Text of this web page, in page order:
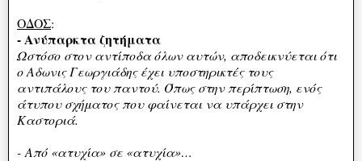
ΟΔΟΣ:
- Ανύπαρκτα ζητήματα
Ωστόσο στον αντίποδα όλων αυτών, αποδεικνύεται ότι
ο Αδωνις Γεωργιάδης έχει υποστηρικτές τους
αντιπάλους του παντού. Όπως στην περίπτωση, ενός
άτυπου σχήματος που φαίνεται να υπάρχει στην
Καστοριά.
- Από «ατυχία» σε «ατυχία»…